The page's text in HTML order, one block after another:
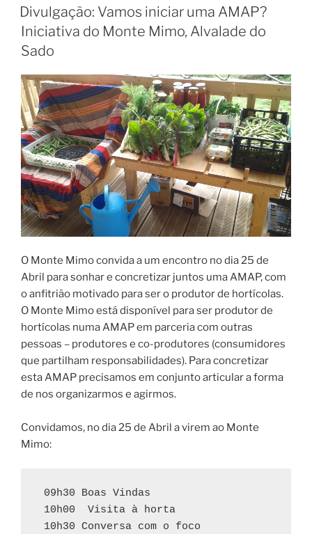
EM
Divulgação: Vamos iniciar uma AMAP?
Iniciativa do Monte Mimo, Alvalade do
Sado
O Monte Mimo convida a um encontro no dia 25 de
Abril para sonhar e concretizar juntos uma AMAP, com
o anfitrião motivado para ser o produtor de hortícolas.
O Monte Mimo está disponível para ser produtor de
hortícolas numa AMAP em parceria com outras
pessoas – produtores e co-produtores (consumidores
que partilham responsabilidades). Para concretizar
esta AMAP precisamos em conjunto articular a forma
de nos organizarmos e agirmos.
Convidamos, no dia 25 de Abril a virem ao Monte
Mimo:
09h30 Boas Vindas
10h00  Visita à horta
10h30 Conversa com o foco